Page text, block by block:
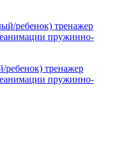
тренажер
пружинно-